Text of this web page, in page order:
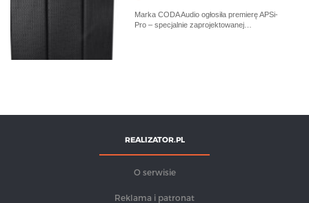
Marka CODA Audio ogłosiła premierę APSi-
Pro – specjalnie zaprojektowanej…
REALIZATOR.PL
O serwisie
Reklama i patronat